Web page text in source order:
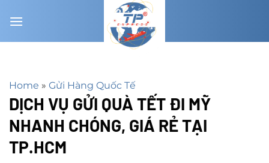
đến
Home » Gửi Hàng Quốc Tế
DỊCH VỤ GỬI QUÀ TẾT ĐI MỸ
NHANH CHÓNG, GIÁ RẺ TẠI
TP.HCM